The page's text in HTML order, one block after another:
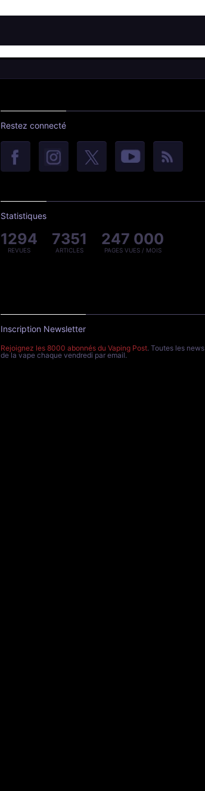
Restez connecté
Statistiques
1294
REVUES
7351
ARTICLES
247 000
PAGES VUES / MOIS
Inscription Newsletter
Rejoignez les 8000 abonnés du Vaping Post. Toutes les news
de la vape chaque vendredi par email.